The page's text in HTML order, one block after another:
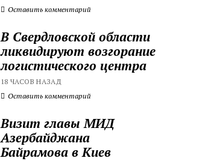
Оставить комментарий
В Свердловской области
ликвидируют возгорание
логистического центра
18 ЧАСОВ НАЗАД
Оставить комментарий
Визит главы МИД
Азербайджана
Байрамова в Киев